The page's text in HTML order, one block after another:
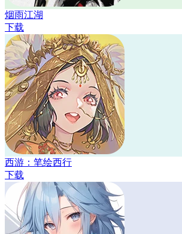
烟雨江湖
下载
西游：笔绘西行
下载